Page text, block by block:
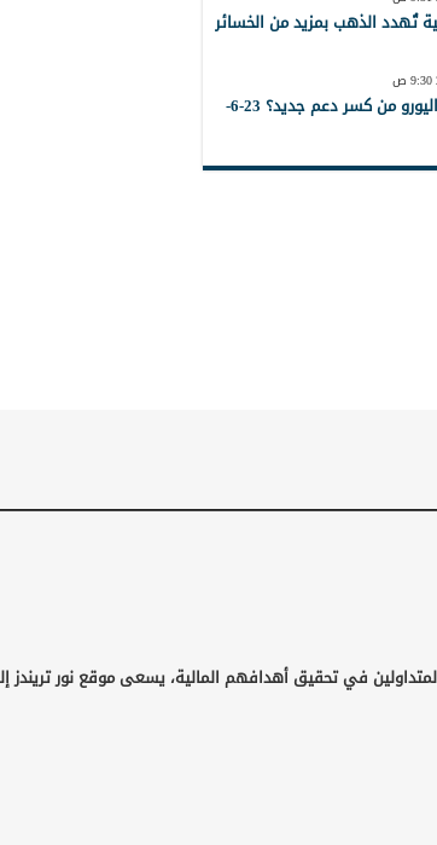
تُهدد الذهب بمزيد من الخسائر
هل يقترب اليورو من كسر دعم جديد؟ 23-6-
في تحقيق أهدافهم المالية، يسعى موقع نور تريندز